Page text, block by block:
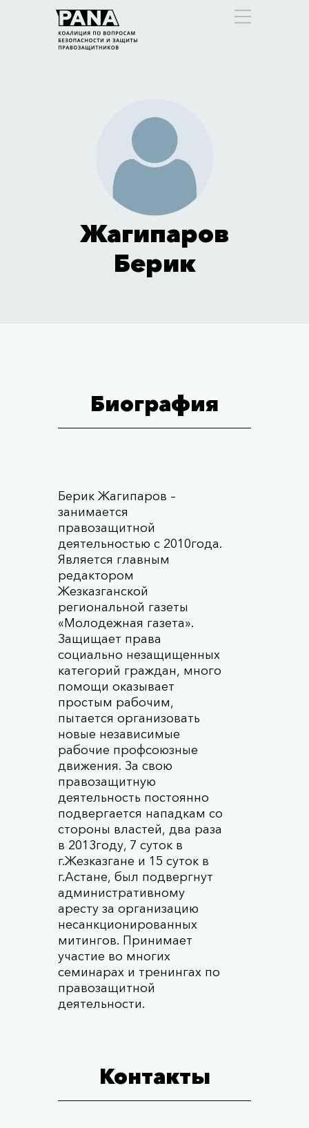
Жагипаров
Берик
Биография
Берик Жагипаров –
занимается
правозащитной
деятельностью с 2010года.
Является главным
редактором
Жезказганской
региональной газеты
«Молодежная газета».
Защищает права
социально незащищенных
категорий граждан, много
помощи оказывает
простым рабочим,
пытается организовать
новые независимые
рабочие профсоюзные
движения. За свою
правозащитную
деятельность постоянно
подвергается нападкам со
стороны властей, два раза
в 2013году, 7 суток в
г.Жезказгане и 15 суток в
г.Астане, был подвергнут
административному
аресту за организацию
несанкционированных
митингов. Принимает
участие во многих
семинарах и тренингах по
правозащитной
деятельности.
Контакты